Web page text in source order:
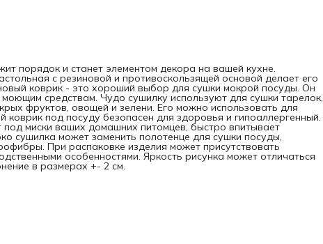
порядок и станет элементом декора на вашей кухне.
с резиновой и противоскользящей основой делает его
коврик - это хороший выбор для сушки мокрой посуды. Он
средствам. Чудо сушилку используют для сушки тарелок,
фруктов, овощей и зелени. Его можно использовать для
под посуду безопасен для здоровья и гипоаллергенный.
миски ваших домашних питомцев, быстро впитывает
сушилка может заменить полотенце для сушки посуды,
При распаковке изделия может присутствовать
особенностями. Яркость рисунка может отличаться
в размерах +- 2 см.